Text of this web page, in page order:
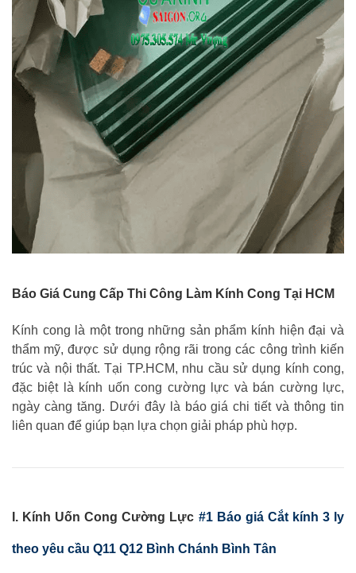
Báo Giá Cung Cấp Thi Công Làm Kính Cong Tại HCM
Kính cong là một trong những sản phẩm kính hiện đại và
thẩm mỹ, được sử dụng rộng rãi trong các công trình kiến
trúc và nội thất. Tại TP.HCM, nhu cầu sử dụng kính cong,
đặc biệt là kính uốn cong cường lực và bán cường lực,
ngày càng tăng. Dưới đây là báo giá chi tiết và thông tin
liên quan để giúp bạn lựa chọn giải pháp phù hợp.
I. Kính Uốn Cong Cường Lực #1 Báo giá Cắt kính 3 ly
theo yêu cầu Q11 Q12 Bình Chánh Bình Tân